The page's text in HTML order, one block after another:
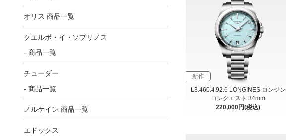
新作
L3.460.4.92.6 LONGINES ロンジン
コンクエスト 34mm
220,000円(税込)
オリス 商品一覧
クエルボ・イ・ソブリノス
- 商品一覧
チューダー
- 商品一覧
ノルケイン 商品一覧
エドックス